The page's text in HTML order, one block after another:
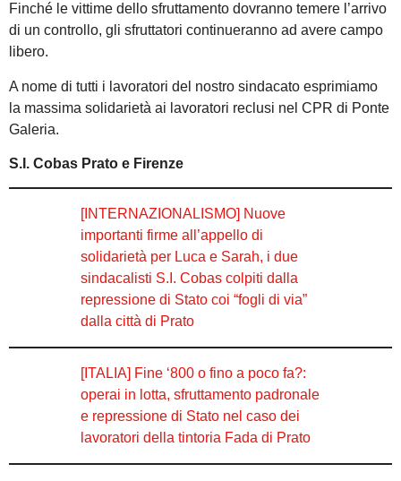
Finché le vittime dello sfruttamento dovranno temere l’arrivo
di un controllo, gli sfruttatori continueranno ad avere campo
libero.
A nome di tutti i lavoratori del nostro sindacato esprimiamo
la massima solidarietà ai lavoratori reclusi nel CPR di Ponte
Galeria.
S.I. Cobas Prato e Firenze
[INTERNAZIONALISMO] Nuove
importanti firme all’appello di
solidarietà per Luca e Sarah, i due
sindacalisti S.I. Cobas colpiti dalla
repressione di Stato coi “fogli di via”
dalla città di Prato
[ITALIA] Fine ‘800 o fino a poco fa?:
operai in lotta, sfruttamento padronale
e repressione di Stato nel caso dei
lavoratori della tintoria Fada di Prato